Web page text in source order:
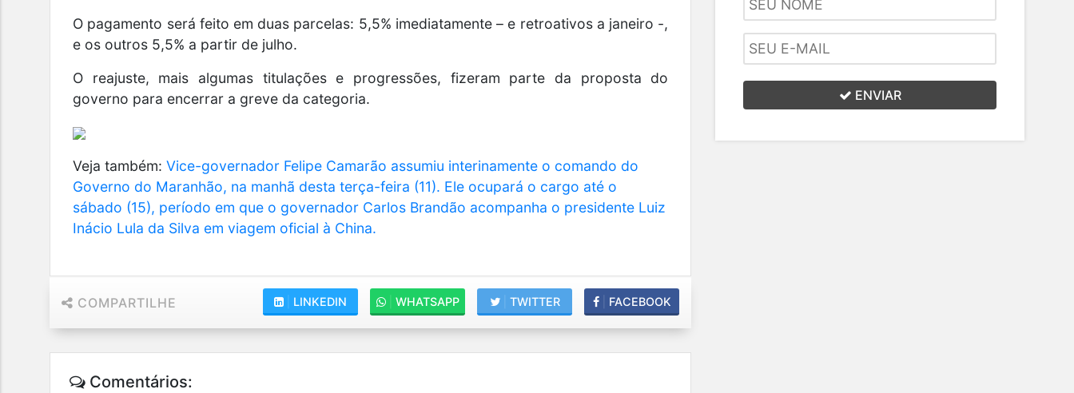
O pagamento será feito em duas parcelas: 5,5% imediatamente – e retroativos a janeiro -,
e os outros 5,5% a partir de julho.
O reajuste, mais algumas titulações e progressões, fizeram parte da proposta do
governo para encerrar a greve da categoria.
Veja também:Vice-governador Felipe Camarão assumiu interinamente o comando do
Governo do Maranhão, na manhã desta terça-feira (11). Ele ocupará o cargo até o
sábado (15), período em que o governador Carlos Brandão acompanha o presidente Luiz
Inácio Lula da Silva em viagem oficial à China.
COMPARTILHE FACEBOOK
TWITTER
WHATSAPP
LINKEDIN
Comentários:
ENVIAR